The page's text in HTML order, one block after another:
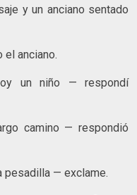
y un anciano sentado
anciano.
un niño — respondí
camino — respondió
pesadilla — exclame.